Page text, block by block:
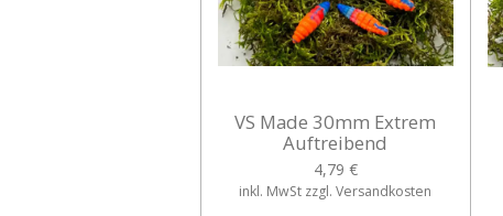
VS Made 30mm Extrem
Auftreibend
4,79 €
inkl. MwSt zzgl. Versandkosten